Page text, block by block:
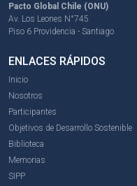
Pacto Global Chile (ONU)
Av. Los Leones N°745
Piso 6 Providencia - Santiago
ENLACES RÁPIDOS
Inicio
Nosotros
Participantes
Objetivos de Desarrollo Sostenible
Biblioteca
Memorias
SIPP